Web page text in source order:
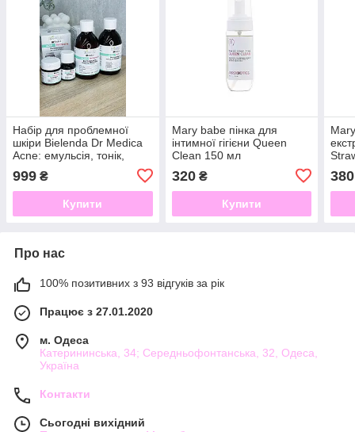
Набір для проблемної
шкіри Bielenda Dr Medica
Acne: емульсія, тонік,
999 ₴
Купити
Mary babe пінка для
інтимної гігієни Queen
Clean 150 мл
320₴
Купити
380
Про нас
100% позитивних з 93 відгуків за рік
Працює з 27.01.2020
м. Одеса
Катерининська, 34; Середньофонтанська, 32, Одеса,
Україна
Контакти
Сьогодні вихідний